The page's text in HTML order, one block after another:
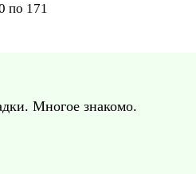
по 171
Многое знакомо.